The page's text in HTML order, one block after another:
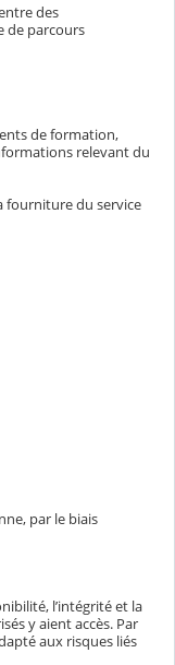
des
de parcours
de formation,
relevant du
fourniture du service
par le biais
l’intégrité et la
y aient accès. Par
aux risques liés